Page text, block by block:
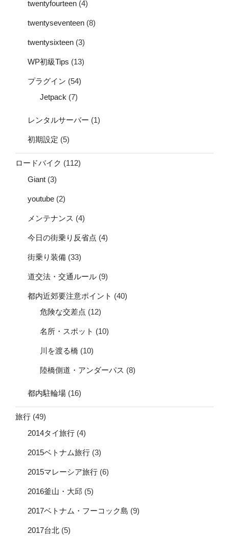
twentyfourteen (4)
twentyseventeen (8)
twentysixteen (3)
WP初級Tips (13)
プラグイン (54)
Jetpack (7)
レンタルサーバー (1)
初期設定 (5)
ロードバイク (112)
Giant (3)
youtube (2)
メンテナンス (4)
今日の街乗り反省点 (4)
街乗り装備 (33)
道交法・交通ルール (9)
都内近郊要注意ポイント (40)
危険な交差点 (12)
名所・スポット (10)
川を渡る橋 (10)
陸橋側道・アンダーパス (8)
都内駐輪場 (16)
旅行 (49)
2014タイ旅行 (4)
2015ベトナム旅行 (3)
2015マレーシア旅行 (6)
2016釜山・大邱 (5)
2017ベトナム・フーコック島 (9)
2017台北 (5)